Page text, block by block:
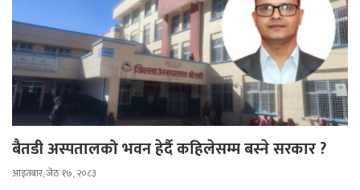
बैतडी अस्पतालको भवन हेर्दै कहिलेसम्म बस्ने सरकार ?
आइतबार, जेठ १७, २०८३